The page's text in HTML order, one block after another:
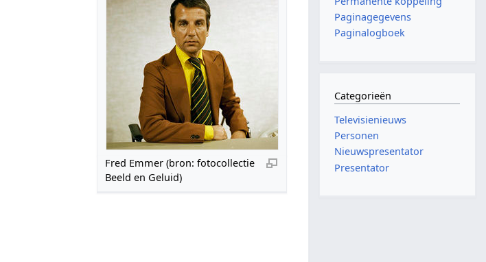
Fred Emmer (bron: fotocollectie
Beeld en Geluid)
Paginagegevens
Paginalogboek
Categorieën
Televisienieuws
Personen
Nieuwspresentator
Presentator